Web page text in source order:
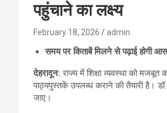
पहुंचाने का लक्ष्य
February 18, 2026 admin
समय पर किताबें मिलने से पढ़ाई होगी
देहरादून: राज्य में शिक्षा व्यवस्था को
पाठ्यपुस्तकें उपलब्ध कराने की तैयारी है।
जाए।